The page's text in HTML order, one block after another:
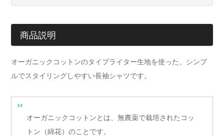
商品説明
オーガニックコットンのタイプライター生地を使った、シンプ
ルでスタイリングしやすい長袖シャツです。
オーガニックコットンとは、無農薬で栽培されたコッ
トン（綿花）のことです。